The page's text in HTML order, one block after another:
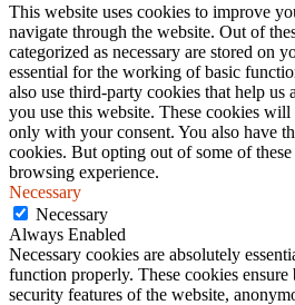
This website uses cookies to improve
navigate through the website. Out of
categorized as necessary are stored on
essential for the working of basic
also use third-party cookies that help us
you use this website. These cookies
only with your consent. You also have
cookies. But opting out of some of
browsing experience.
Necessary
Necessary
Always Enabled
Necessary cookies are absolutely
function properly. These cookies
security features of the website,